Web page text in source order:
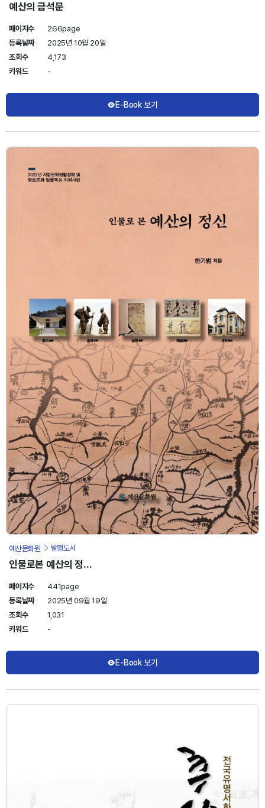
예산의 금석문
페이지수
266page
등록날짜
2025년 10월 20일
조회수
4,173
키워드
-
E-Book 보기
예산문화원 발행도서
인물로본 예산의 정
페이지수
441page
등록날짜
2025년 09월 19일
조회수
1,031
키워드
-
E-Book 보기